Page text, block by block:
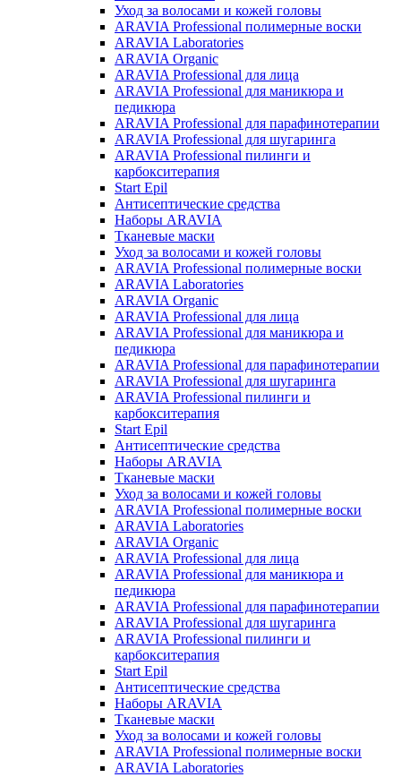
Уход за волосами и кожей головы
ARAVIA Professional полимерные воски
ARAVIA Laboratories
ARAVIA Organic
ARAVIA Professional для лица
ARAVIA Professional для маникюра и
педикюра
ARAVIA Professional для парафинотерапии
ARAVIA Professional для шугаринга
ARAVIA Professional пилинги и
карбокситерапия
Start Epil
Антисептические средства
Наборы ARAVIA
Тканевые маски
Уход за волосами и кожей головы
ARAVIA Professional полимерные воски
ARAVIA Laboratories
ARAVIA Organic
ARAVIA Professional для лица
ARAVIA Professional для маникюра и
педикюра
ARAVIA Professional для парафинотерапии
ARAVIA Professional для шугаринга
ARAVIA Professional пилинги и
карбокситерапия
Start Epil
Антисептические средства
Наборы ARAVIA
Тканевые маски
Уход за волосами и кожей головы
ARAVIA Professional полимерные воски
ARAVIA Laboratories
ARAVIA Organic
ARAVIA Professional для лица
ARAVIA Professional для маникюра и
педикюра
ARAVIA Professional для парафинотерапии
ARAVIA Professional для шугаринга
ARAVIA Professional пилинги и
карбокситерапия
Start Epil
Антисептические средства
Наборы ARAVIA
Тканевые маски
Уход за волосами и кожей головы
ARAVIA Professional полимерные воски
ARAVIA Laboratories